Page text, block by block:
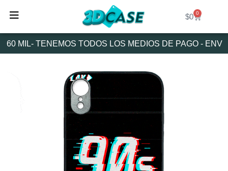
$0 0
Cart
MIL- TENEMOS TODOS LOS MEDIOS DE PAGO -